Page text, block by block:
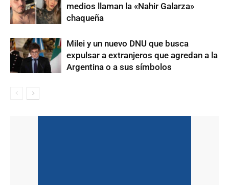
medios llaman la «Nahir Galarza»
chaqueña
Milei y un nuevo DNU que busca
expulsar a extranjeros que agredan a la
Argentina o a sus símbolos